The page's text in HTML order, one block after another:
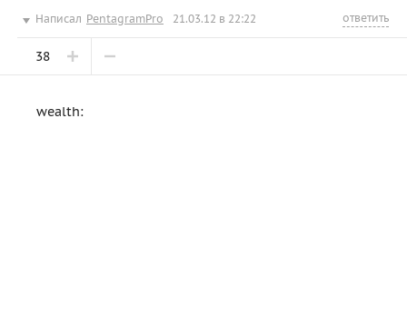
Написал PentagramPro 21.03.12 в 22:22 ответить
38
wealth: